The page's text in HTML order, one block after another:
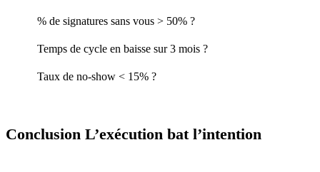
% de signatures sans vous > 50% ?
Temps de cycle en baisse sur 3 mois ?
Taux de no-show < 15% ?
Conclusion L’exécution bat l’intention